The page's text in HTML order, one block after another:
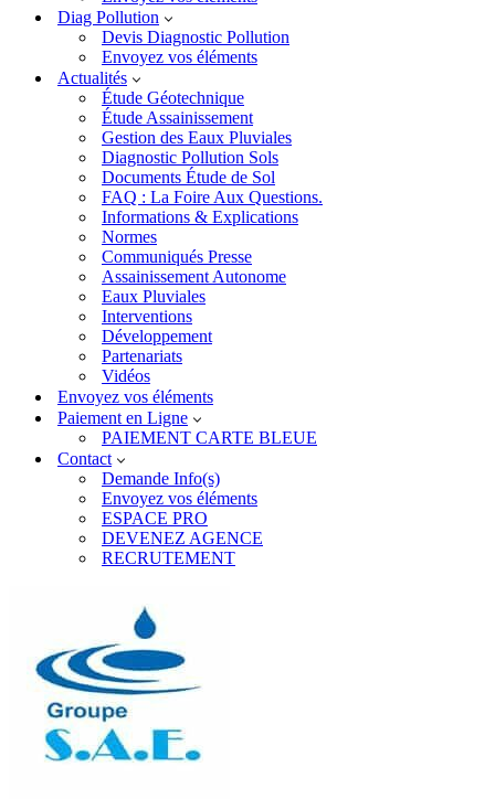
Diag Pollution
Devis Diagnostic Pollution
Envoyez vos éléments
Actualités
Étude Géotechnique
Étude Assainissement
Gestion des Eaux Pluviales
Diagnostic Pollution Sols
Documents Étude de Sol
FAQ : La Foire Aux Questions.
Informations & Explications
Normes
Communiqués Presse
Assainissement Autonome
Eaux Pluviales
Interventions
Développement
Partenariats
Vidéos
Envoyez vos éléments
Paiement en Ligne
PAIEMENT CARTE BLEUE
Contact
Demande Info(s)
Envoyez vos éléments
ESPACE PRO
DEVENEZ AGENCE
RECRUTEMENT